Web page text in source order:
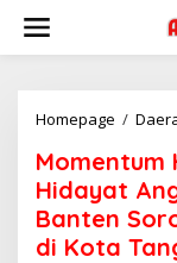
konten
Homepage /
Momentum
Hidayat
Banten
di Kota